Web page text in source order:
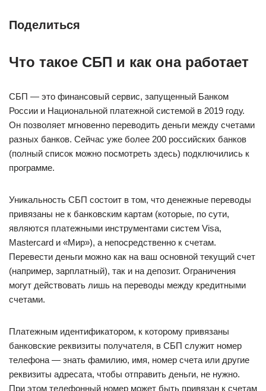
Поделиться
Что такое СБП и как она работает
СБП — это финансовый сервис, запущенный Банком
России и Национальной платежной системой в 2019 году.
Он позволяет мгновенно переводить деньги между счетами
разных банков. Сейчас уже более 200 российских банков
(полный список можно посмотреть здесь) подключились к
программе.
Уникальность СБП состоит в том, что денежные переводы
привязаны не к банковским картам (которые, по сути,
являются платежными инструментами систем Visa,
Mastercard и «Мир»), а непосредственно к счетам.
Перевести деньги можно как на ваш основной текущий счет
(например, зарплатный), так и на депозит. Ограничения
могут действовать лишь на переводы между кредитными
счетами.
Платежным идентификатором, к которому привязаны
банковские реквизиты получателя, в СБП служит номер
телефона — знать фамилию, имя, номер счета или другие
реквизиты адресата, чтобы отправить деньги, не нужно.
При этом телефонный номер может быть привязан к счетам